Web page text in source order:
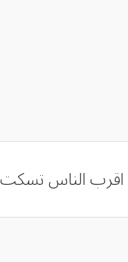
الناس ‏تسكت لو